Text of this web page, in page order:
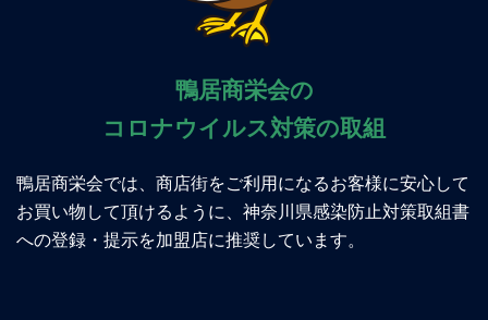
鴨居商栄会の
コロナウイルス対策の取組
鴨居商栄会では、商店街をご利用になるお客様に安心して
お買い物して頂けるように、神奈川県感染防止対策取組書
への登録・提示を加盟店に推奨しています。